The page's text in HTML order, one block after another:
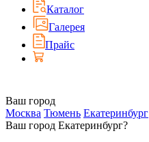
Каталог
Галерея
Прайс
Ваш город
Москва Тюмень Екатеринбург
Ваш город Екатеринбург?